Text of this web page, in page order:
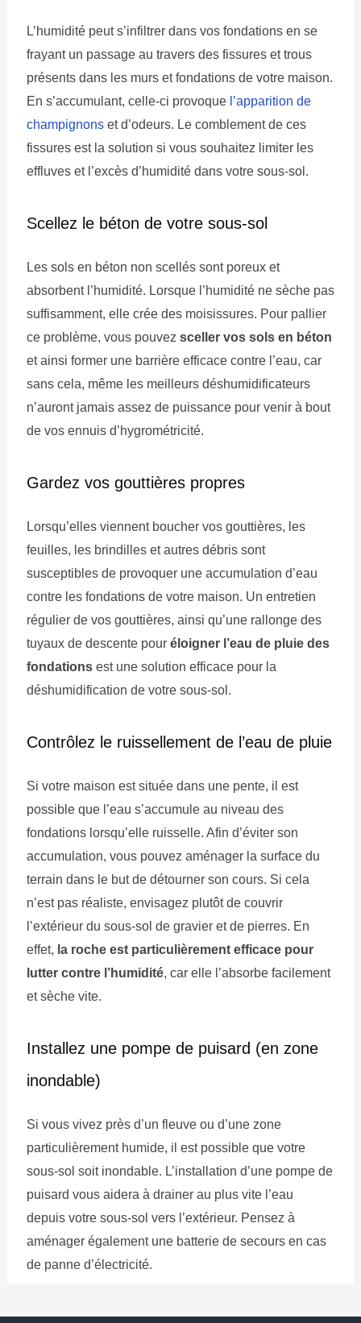
L’humidité peut s’infiltrer dans vos fondations en se
frayant un passage au travers des fissures et trous
présents dans les murs et fondations de votre maison.
En s’accumulant, celle-ci provoque l’apparition de
champignonset d’odeurs. Le comblement de ces
fissures est la solution si vous souhaitez limiter les
effluves et l’excès d’humidité dans votre sous-sol.
Scellez le béton de votre sous-sol
Les sols en béton non scellés sont poreux et
absorbent l’humidité. Lorsque l’humidité ne sèche pas
suffisamment, elle crée des moisissures. Pour pallier
ce problème, vous pouvez sceller vos sols en béton
et ainsi former une barrière efficace contre l’eau, car
sans cela, même les meilleurs déshumidificateurs
n’auront jamais assez de puissance pour venir à bout
de vos ennuis d’hygrométricité.
Gardez vos gouttières propres
Lorsqu’elles viennent boucher vos gouttières, les
feuilles, les brindilles et autres débris sont
susceptibles de provoquer une accumulation d’eau
contre les fondations de votre maison. Un entretien
régulier de vos gouttières, ainsi qu’une rallonge des
tuyaux de descente pour éloigner l’eau de pluie des
fondationsest une solution efficace pour la
déshumidification de votre sous-sol.
Contrôlez le ruissellement de l’eau de pluie
Si votre maison est située dans une pente, il est
possible que l’eau s’accumule au niveau des
fondations lorsqu’elle ruisselle. Afin d’éviter son
accumulation, vous pouvez aménager la surface du
terrain dans le but de détourner son cours. Si cela
n’est pas réaliste, envisagez plutôt de couvrir
l’extérieur du sous-sol de gravier et de pierres. En
effet, la roche est particulièrement efficace pour
lutter contre l’humidité, car elle l’absorbe facilement
et sèche vite.
Installez une pompe de puisard (en zone
inondable)
Si vous vivez près d’un fleuve ou d’une zone
particulièrement humide, il est possible que votre
sous-sol soit inondable. L’installation d’une pompe de
puisard vous aidera à drainer au plus vite l’eau
depuis votre sous-sol vers l’extérieur. Pensez à
aménager également une batterie de secours en cas
de panne d’électricité.